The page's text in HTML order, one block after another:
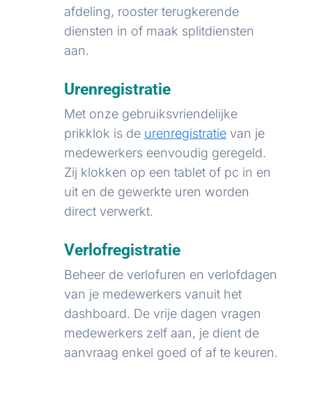
afdeling, rooster terugkerende
diensten in of maak splitdiensten
aan.
Urenregistratie
Met onze gebruiksvriendelijke
prikklok is de urenregistratievan je
medewerkers eenvoudig geregeld.
Zij klokken op een tablet of pc in en
uit en de gewerkte uren worden
direct verwerkt.
Verlofregistratie
Beheer de verlofuren en verlofdagen
van je medewerkers vanuit het
dashboard. De vrije dagen vragen
medewerkers zelf aan, je dient de
aanvraag enkel goed of af te keuren.